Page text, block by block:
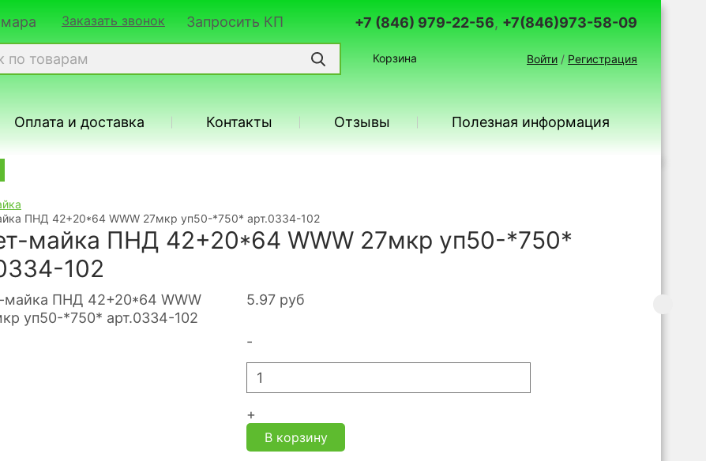
Заказать звонок Запросить КП +7 (846) 979-22-56, +7(846)973-58-09
Корзина Войти / Регистрация
Оплата и доставка Контакты Отзывы Полезная информация
ПНД 42+20*64 WWW 27мкр уп50-*750* арт.0334-102
майка ПНД 42+20*64 WWW 27мкр уп50-*750*
102
5.97 руб
-
+
В корзину